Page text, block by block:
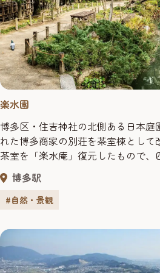
楽水園
博多区・住吉神社の北側ある日本庭
れた博多商家の別荘を茶室棟として
茶室を「楽水庵」復元したもので、
うるおいに満ちた甘美な香り漂う美
の博多豪商の優雅さを垣間見ること
佇まいのなか、優雅なひとときを過
博多駅
#自然・景観